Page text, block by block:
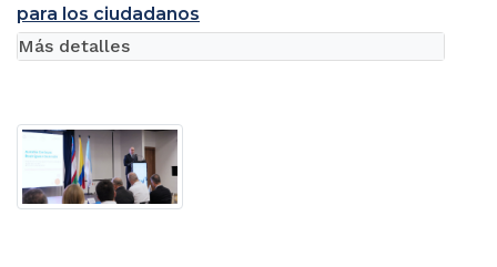
para los ciudadanos
Más detalles